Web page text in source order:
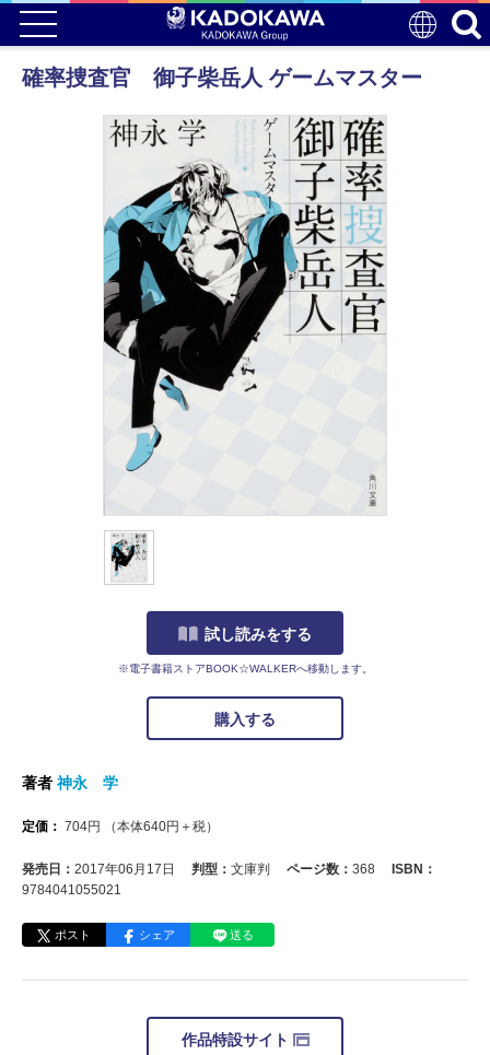
確率捜査官 御子柴岳人 ゲームマスター
試し読みをする
※電子書籍ストアBOOK☆WALKERへ移動します。
購入する
著者 神永 学
定価： 704円 （本体640円＋税）
発売日： 2017年06月17日 判型： 文庫判 ページ数： 368
ISBN：
9784041055021
ポスト シェア 送る
作品特設サイト